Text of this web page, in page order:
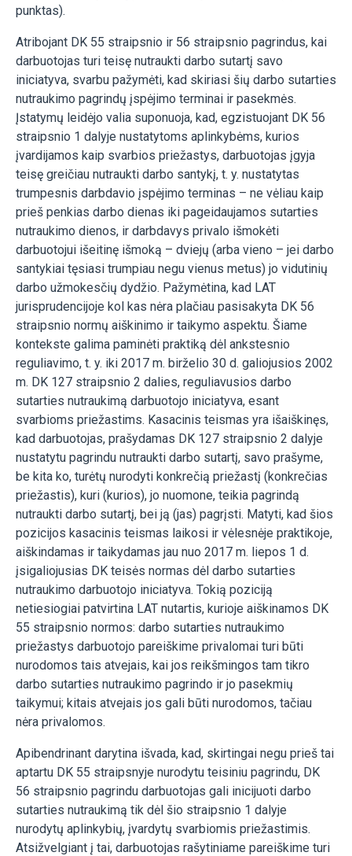
punktas).
Atribojant DK 55 straipsnio ir 56 straipsnio pagrindus, kai
darbuotojas turi teisę nutraukti darbo sutartį savo
iniciatyva, svarbu pažymėti, kad skiriasi šių darbo sutarties
nutraukimo pagrindų įspėjimo terminai ir pasekmės.
Įstatymų leidėjo valia suponuoja, kad, egzistuojant DK 56
straipsnio 1 dalyje nustatytoms aplinkybėms, kurios
įvardijamos kaip svarbios priežastys, darbuotojas įgyja
teisę greičiau nutraukti darbo santykį, t. y. nustatytas
trumpesnis darbdavio įspėjimo terminas – ne vėliau kaip
prieš penkias darbo dienas iki pageidaujamos sutarties
nutraukimo dienos, ir darbdavys privalo išmokėti
darbuotojui išeitinę išmoką – dviejų (arba vieno – jei darbo
santykiai tęsiasi trumpiau negu vienus metus) jo vidutinių
darbo užmokesčių dydžio. Pažymėtina, kad LAT
jurisprudencijoje kol kas nėra plačiau pasisakyta DK 56
straipsnio normų aiškinimo ir taikymo aspektu. Šiame
kontekste galima paminėti praktiką dėl ankstesnio
reguliavimo, t. y. iki 2017 m. birželio 30 d. galiojusios 2002
m. DK 127 straipsnio 2 dalies, reguliavusios darbo
sutarties nutraukimą darbuotojo iniciatyva, esant
svarbioms priežastims. Kasacinis teismas yra išaiškinęs,
kad darbuotojas, prašydamas DK 127 straipsnio 2 dalyje
nustatytu pagrindu nutraukti darbo sutartį, savo prašyme,
be kita ko, turėtų nurodyti konkrečią priežastį (konkrečias
priežastis), kuri (kurios), jo nuomone, teikia pagrindą
nutraukti darbo sutartį, bei ją (jas) pagrįsti. Matyti, kad šios
pozicijos kasacinis teismas laikosi ir vėlesnėje praktikoje,
aiškindamas ir taikydamas jau nuo 2017 m. liepos 1 d.
įsigaliojusias DK teisės normas dėl darbo sutarties
nutraukimo darbuotojo iniciatyva. Tokią poziciją
netiesiogiai patvirtina LAT nutartis, kurioje aiškinamos DK
55 straipsnio normos: darbo sutarties nutraukimo
priežastys darbuotojo pareiškime privalomai turi būti
nurodomos tais atvejais, kai jos reikšmingos tam tikro
darbo sutarties nutraukimo pagrindo ir jo pasekmių
taikymui; kitais atvejais jos gali būti nurodomos, tačiau
nėra privalomos.
Apibendrinant darytina išvada, kad, skirtingai negu prieš tai
aptartu DK 55 straipsnyje nurodytu teisiniu pagrindu, DK
56 straipsnio pagrindu darbuotojas gali inicijuoti darbo
sutarties nutraukimą tik dėl šio straipsnio 1 dalyje
nurodytų aplinkybių, įvardytų svarbiomis priežastimis.
Atsižvelgiant į tai, darbuotojas rašytiniame pareiškime turi